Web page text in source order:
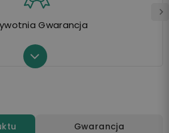
Gwarancja
Gwarancja